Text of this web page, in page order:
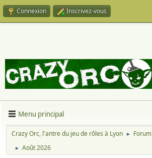
Connexion Inscrivez-vous
Menu principal
Crazy Orc, l'antre du jeu de rôles à Lyon ► Forum
► Août 2026